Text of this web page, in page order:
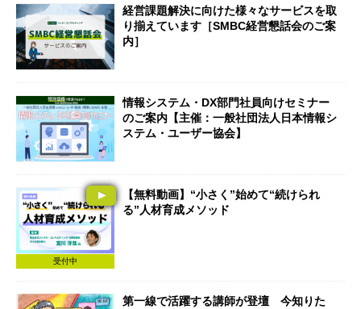
経営課題解決に向けた様々なサービスを取
り揃えています［SMBC経営懇話会のご案
内］
情報システム・DX部門社員向けセミナー
のご案内【主催：一般社団法人日本情報シ
ステム・ユーザー協会】
受付中
【無料動画】“小さく”始めて“続けられ
る”人材育成メソッド
第一線で活躍する講師が登壇 今知りた